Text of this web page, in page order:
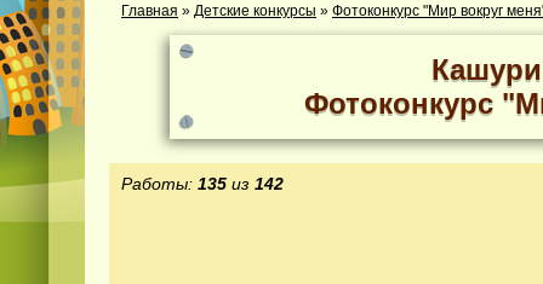
Главная » Детские конкурсы » Фотоконкурс "Мир вокруг
Фотоконкурс
Работы: 135 из 142